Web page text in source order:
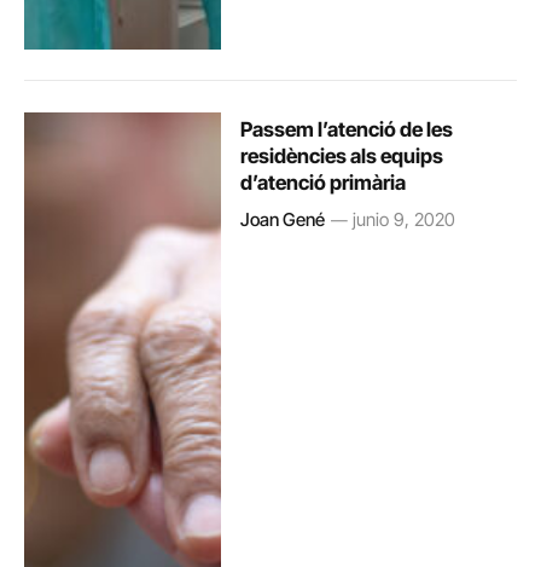
Passem l’atenció de les
residències als equips
d’atenció primària
Joan Gené junio 9, 2020